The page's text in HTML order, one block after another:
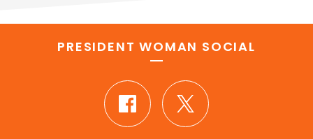
PRESIDENT WOMAN SOCIAL